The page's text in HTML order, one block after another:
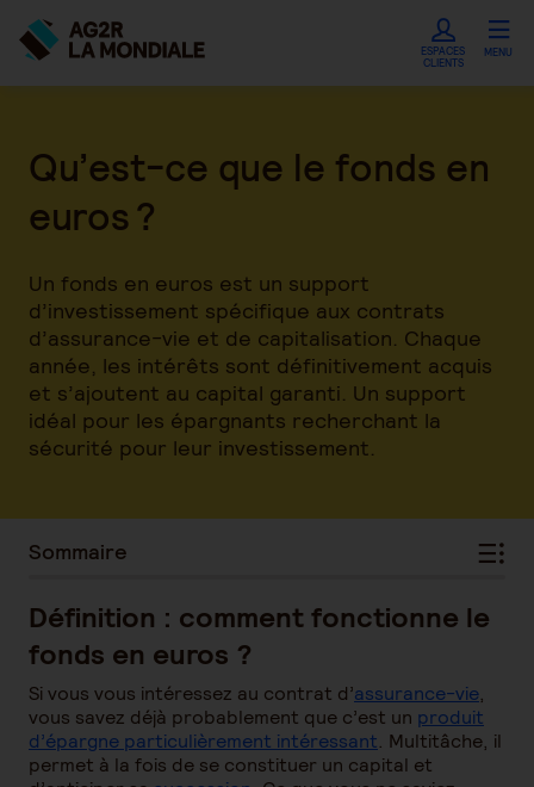
ESPACES
CLIENTS
MENU
Qu’est-ce que le fonds en
euros ?
Un fonds en euros est un support
d’investissement spécifique aux contrats
d’assurance-vie et de capitalisation. Chaque
année, les intérêts sont définitivement acquis
et s’ajoutent au capital garanti. Un support
idéal pour les épargnants recherchant la
sécurité pour leur investissement.
Sommaire
Définition : comment fonctionne le
fonds en euros ?
Si vous vous intéressez au contrat d’assurance-vie,
vous savez déjà probablement que c’est un produit
d’épargne particulièrement intéressant. Multitâche, il
permet à la fois de se constituer un capital et